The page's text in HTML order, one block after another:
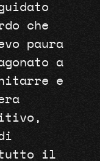
che
paura
a
e
tutto il